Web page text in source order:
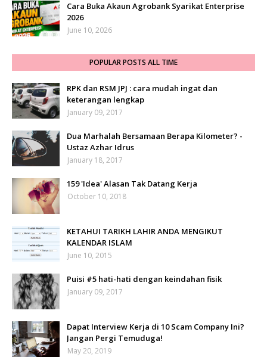
Cara Buka Akaun Agrobank Syarikat Enterprise
2026
June 10, 2026
POPULAR POSTS ALL TIME
RPK dan RSM JPJ : cara mudah ingat dan
keterangan lengkap
January 09, 2017
Dua Marhalah Bersamaan Berapa Kilometer? -
Ustaz Azhar Idrus
January 18, 2017
159 'Idea' Alasan Tak Datang Kerja
October 10, 2018
KETAHUI TARIKH LAHIR ANDA MENGIKUT
KALENDAR ISLAM
June 10, 2015
Puisi #5 hati-hati dengan keindahan fisik
January 09, 2017
Dapat Interview Kerja di 10 Scam Company Ini?
Jangan Pergi Temuduga!
May 20, 2019